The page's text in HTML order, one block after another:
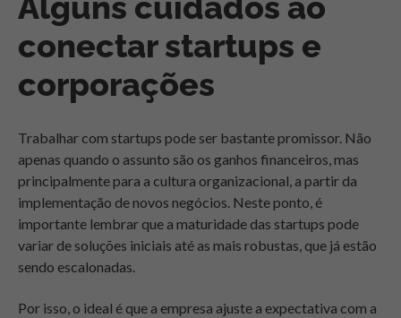
Alguns cuidados ao
conectar startups e
corporações
Trabalhar com startups pode ser bastante promissor. Não
apenas quando o assunto são os ganhos financeiros, mas
principalmente para a cultura organizacional, a partir da
implementação de novos negócios. Neste ponto, é
importante lembrar que a maturidade das startups pode
variar de soluções iniciais até as mais robustas, que já estão
sendo escalonadas.
Por isso, o ideal é que a empresa ajuste a expectativa com a